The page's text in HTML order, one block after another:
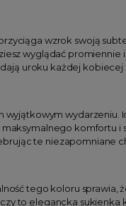
wzrok swoją
wyglądać promiennie
uroku każdej kobiecej
wyjątkowym wydarzeniu.
komfortu i
te niezapomniane
tego koloru sprawia,
to elegancka sukienka